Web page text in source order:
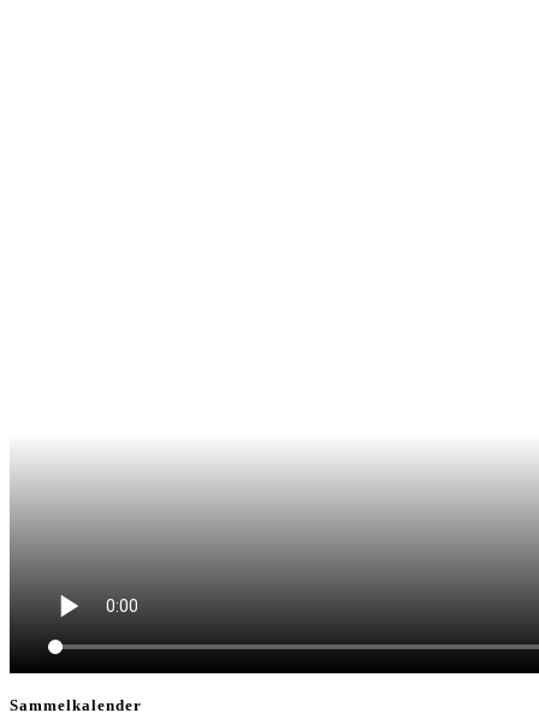
Sammelkalender